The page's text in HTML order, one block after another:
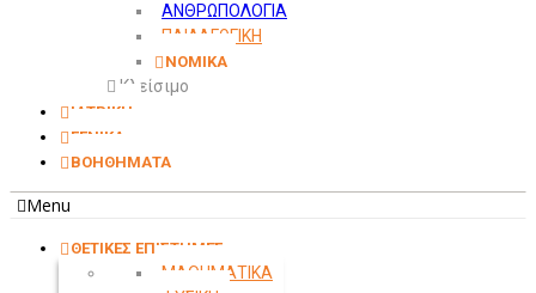
ΑΝΘΡΩΠΟΛΟΓΙΑ
ΠΑΙΔΑΓΩΓΙΚΗ
ΝΟΜΙΚΑ
Κλείσιμο
ΙΑΤΡΙΚΗ
ΓΕΝΙΚΑ
ΒΟΗΘΗΜΑΤΑ
Menu
ΘΕΤΙΚΕΣ ΕΠΙΣΤΗΜΕΣ
ΜΑΘΗΜΑΤΙΚΑ